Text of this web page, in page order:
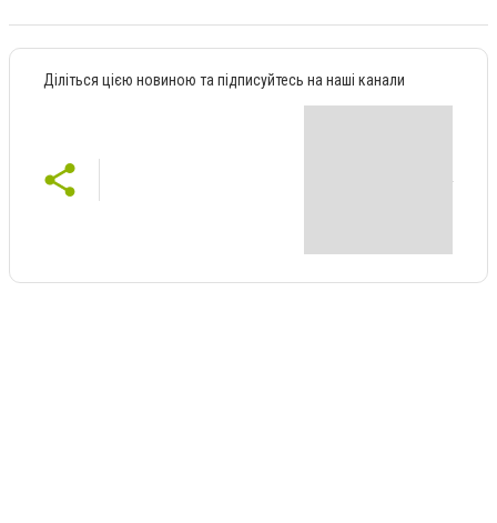
Діліться цією новиною та підписуйтесь на наші канали